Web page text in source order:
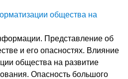
общества на
Представление об
и его опасностях. Влияние
общества на развитие
Опасность большого